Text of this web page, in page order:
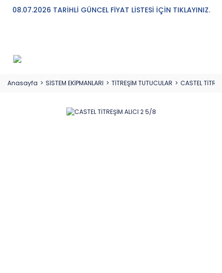
08.07.2026 TARİHLİ GÜNCEL FİYAT LİSTESİ İÇİN TIKLAYINIZ.
Anasayfa SİSTEM EKİPMANLARI TİTREŞİM TUTUCULAR CASTEL